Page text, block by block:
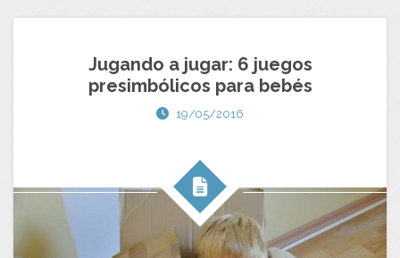
Jugando a jugar: 6 juegos
presimbólicos para bebés
19/05/2016